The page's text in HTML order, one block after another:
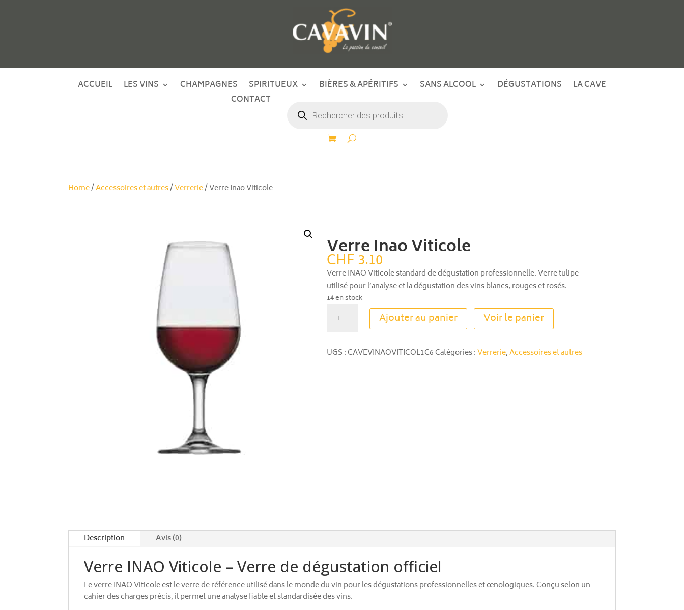
ACCUEIL LES VINS CHAMPAGNES SPIRITUEUX BIÈRES & APÉRITIFS SANS ALCOOL DÉGUSTATIONS
LA CAVE
CONTACT
produits
Home/Accessoires et autres/Verrerie/ Verre Inao Viticole
Verre Inao Viticole
CHF3.10
Verre INAO Viticole standard de dégustation professionnelle. Verre tulipe
utilisé pour l’analyse et la dégustation des vins blancs, rouges et rosés.
14 en stock
Inao
Viticole
Ajouter au panier Voir le panier
A
e
r
UGS :CAVEVINAOVITICOL1C6Catégories :Verrerie,Accessoires et autres
Description Avis (0)
Verre INAO Viticole – Verre de dégustation officiel
Le verre INAO Viticole est le verre de référence utilisé dans le monde du vin pour les dégustations professionnelles et œnologiques. Conçu selon un
cahier des charges précis, il permet une analyse fiable et standardisée des vins.